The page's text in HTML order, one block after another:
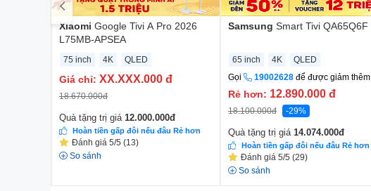
Xiaomi Google Tivi A Pro 2026
L75MB-APSEA
75 inch 4K QLED
Giá chỉ: XX.XXX.000 đ
18.670.000đ
Quà tặng trị giá 12.000.000đ
Hoàn tiền gấp đôi nếu đâu Rẻ hơn
Đánh giá 5/5 (13)
So sánh
Samsung Smart Tivi QA65Q6F
65 inch 4K
QLED
Gọi
19002628 để được giảm thêm
Rẻ hơn: 12.890.000 đ
18.100.000đ -29%
Quà tặng trị giá 14.074.000đ
Hoàn tiền gấp đôi nếu đâu Rẻ hơn
Đánh giá 5/5 (29)
So sánh